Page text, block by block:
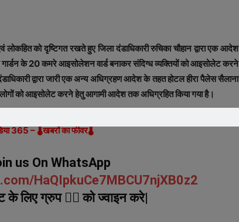
को दृष्टिगत रखते हुए जिला दंडाधिकारी रुचिका चौहान द्वारा एक आदेश
के 20 कमरे आइसोलेशन वार्ड बनाकर संदिग्ध व्यक्तियों को आइसोलेट करने
द्वारा जारी एक अन्य अधिग्रहण आदेश के तहत होटल हीरा पैलेस सैलाना
को आइसोलेट करने हेतु आगामी आदेश तक अधिग्रहित किया गया है।
365 – 🌡खबरों का फीवर🌡
us On WhatsApp
HaQIpkuCe7MBCU7njXB0z2
के लिए ग्रुप ☝🏻 को ज्वाइन करे|